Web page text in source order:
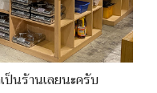
ป็นร้านเลยนะครับ